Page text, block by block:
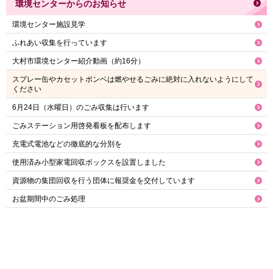
環境センターからのお知らせ
環境センター施設見学
ふれあい収集を行っています
大村市環境センター紹介動画（約16分）
スプレー缶やカセットボンベは燃やせるごみに絶対に入れないようにして
ください
6月24日（水曜日）のごみ収集は行います
ごみステーション用啓発看板を配布します
充電式電池などの徹底的な分別を
使用済み小型家電回収ボックスを設置しました
資源物の集団回収を行う団体に報奨金を交付しています
お盆期間中のごみ処理